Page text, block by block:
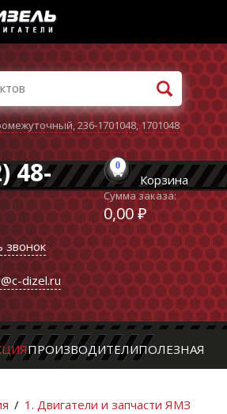
,236-1701048,1701048
48-
звонок
dizel.ru
0
Корзина
Сумма заказа:
0,00 ₽
ПРОИЗВОДИТЕЛИПОЛЕЗНАЯ
/ 1. Двигатели и запчасти ЯМЗ